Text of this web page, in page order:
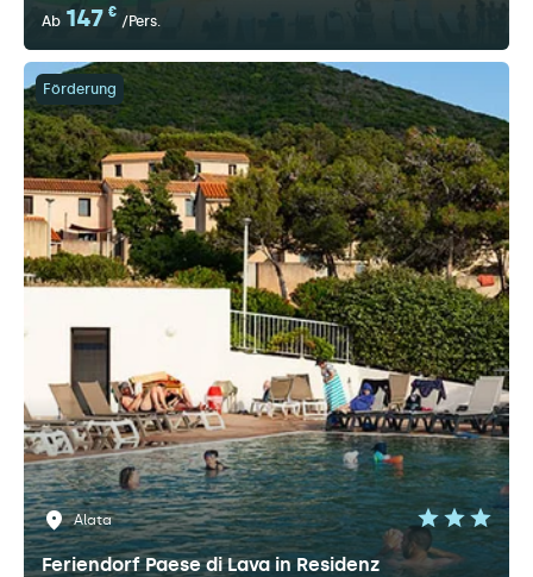
Ab 147 €
/Pers.
Förderung
Alata
Feriendorf Paese di Lava in Residenz